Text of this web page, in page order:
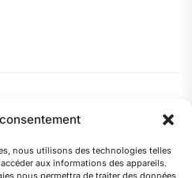
nous utilisons des technologies telles
aux informations des appareils.
nous permettra de traiter des données